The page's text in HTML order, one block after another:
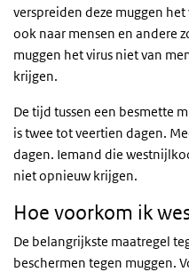
verspreiden deze muggen
ook naar mensen en andere
muggen het virus niet van
krijgen.
De tijd tussen een besmette
is twee tot veertien dagen.
dagen. Iemand die
niet opnieuw krijgen.
Hoe voorkom ik
De belangrijkste maatregel
beschermen tegen muggen.